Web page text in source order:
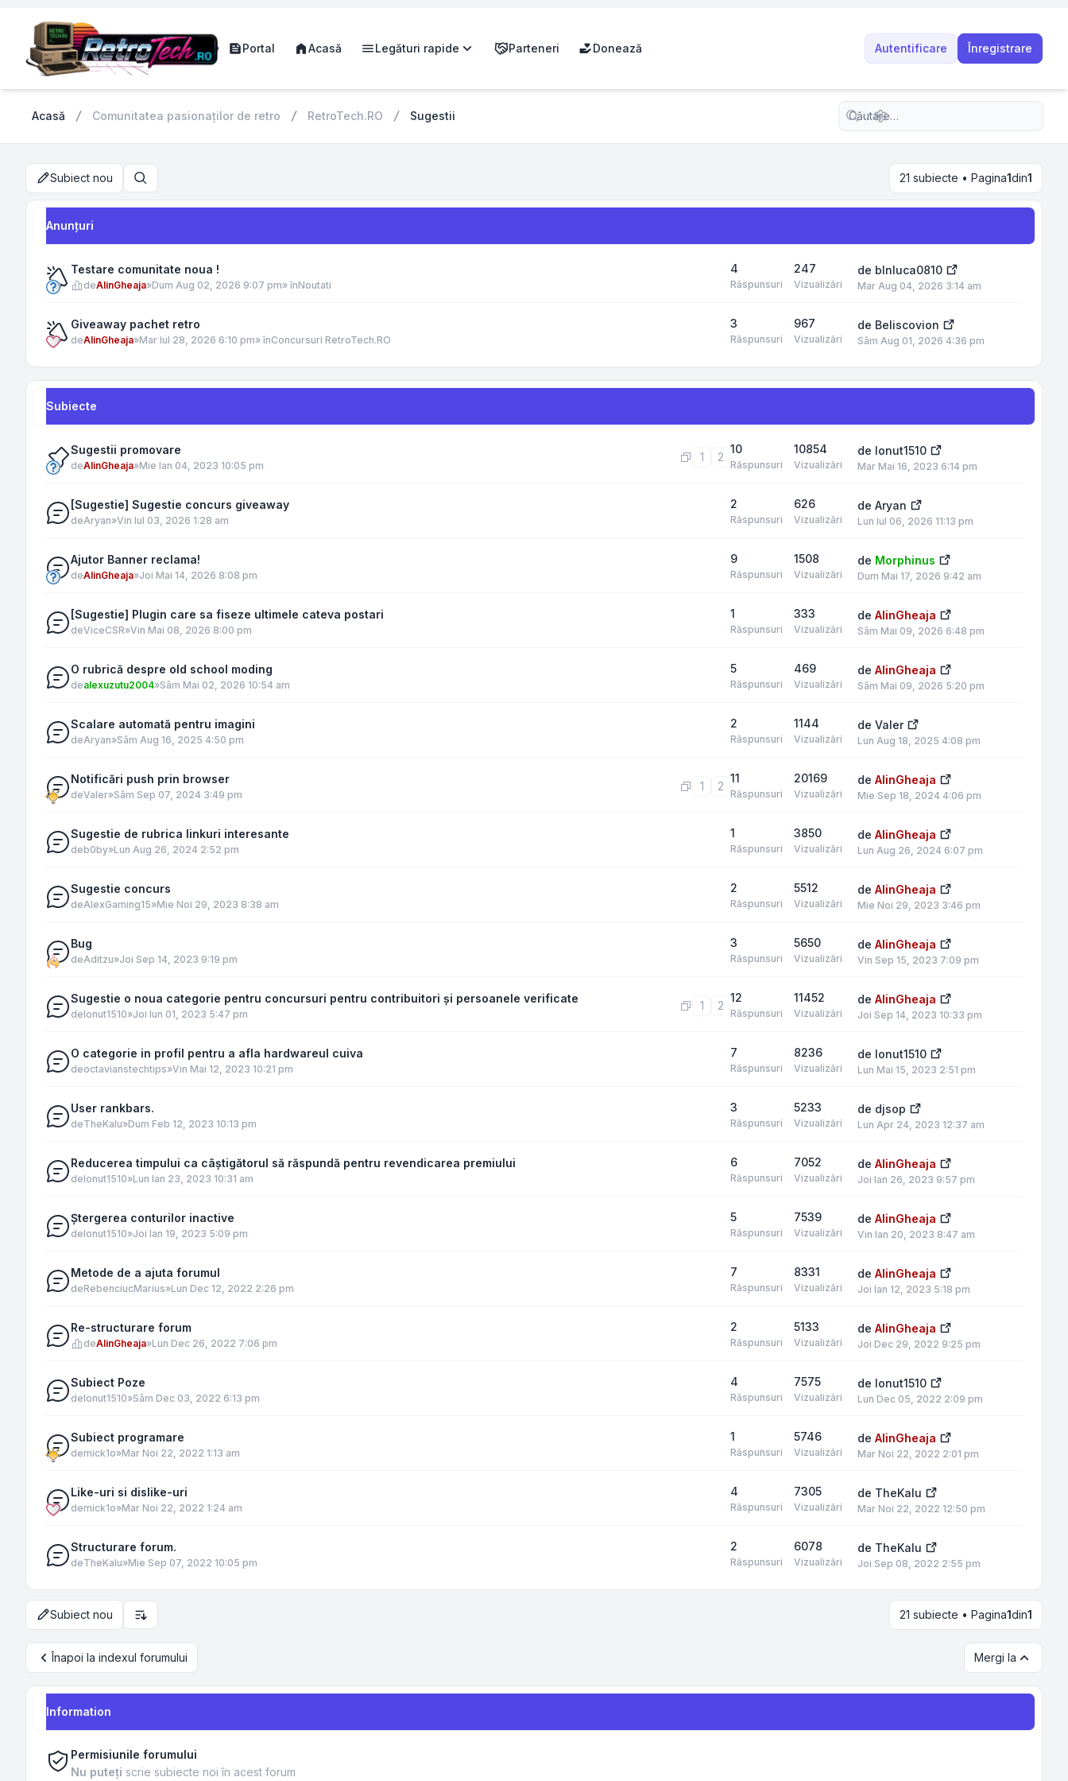
Portal Acasă Legături rapide Parteneri Donează Autentificare Înregistrare
Acasă Comunitatea pasionaților de retro RetroTech.RO Sugestii Căutare avansată
Subiect nou Căutare 21 subiecte • Pagina1din1
Anunţuri
Testare comunitate noua !
deAlinGheaja»Dum Aug 02, 2026 9:07 pm» înNoutati
4
Răspunsuri
247
Vizualizări
de blnluca0810
Mar Aug 04, 2026 3:14 am
Giveaway pachet retro
deAlinGheaja»Mar Iul 28, 2026 6:10 pm» înConcursuri RetroTech.RO
3
Răspunsuri
967
Vizualizări
de Beliscovion
Sâm Aug 01, 2026 4:36 pm
Subiecte
Sugestii promovare
deAlinGheaja»Mie Ian 04, 2023 10:05 pm
1 2
10
Răspunsuri
10854
Vizualizări
de Ionut1510
Mar Mai 16, 2023 6:14 pm
[Sugestie] Sugestie concurs giveaway
deAryan»Vin Iul 03, 2026 1:28 am
2
Răspunsuri
626
Vizualizări
de Aryan
Lun Iul 06, 2026 11:13 pm
Ajutor Banner reclama!
deAlinGheaja»Joi Mai 14, 2026 8:08 pm
9
Răspunsuri
1508
Vizualizări
de Morphinus
Dum Mai 17, 2026 9:42 am
[Sugestie] Plugin care sa fiseze ultimele cateva postari
deViceCSR»Vin Mai 08, 2026 8:00 pm
1
Răspunsuri
333
Vizualizări
de AlinGheaja
Sâm Mai 09, 2026 6:48 pm
O rubrică despre old school moding
dealexuzutu2004»Sâm Mai 02, 2026 10:54 am
5
Răspunsuri
469
Vizualizări
de AlinGheaja
Sâm Mai 09, 2026 5:20 pm
Scalare automată pentru imagini
deAryan»Sâm Aug 16, 2025 4:50 pm
2
Răspunsuri
1144
Vizualizări
de Valer
Lun Aug 18, 2025 4:08 pm
Notificări push prin browser
deValer»Sâm Sep 07, 2024 3:49 pm
1 2
11
Răspunsuri
20169
Vizualizări
de AlinGheaja
Mie Sep 18, 2024 4:06 pm
Sugestie de rubrica linkuri interesante
deb0by»Lun Aug 26, 2024 2:52 pm
1
Răspunsuri
3850
Vizualizări
de AlinGheaja
Lun Aug 26, 2024 6:07 pm
Sugestie concurs
deAlexGaming15»Mie Noi 29, 2023 8:38 am
2
Răspunsuri
5512
Vizualizări
de AlinGheaja
Mie Noi 29, 2023 3:46 pm
Bug
deAditzu»Joi Sep 14, 2023 9:19 pm
3
Răspunsuri
5650
Vizualizări
de AlinGheaja
Vin Sep 15, 2023 7:09 pm
Sugestie o noua categorie pentru concursuri pentru contribuitori și persoanele verificate
deIonut1510»Joi Iun 01, 2023 5:47 pm
1 2
12
Răspunsuri
11452
Vizualizări
de AlinGheaja
Joi Sep 14, 2023 10:33 pm
O categorie in profil pentru a afla hardwareul cuiva
deoctavianstechtips»Vin Mai 12, 2023 10:21 pm
7
Răspunsuri
8236
Vizualizări
de Ionut1510
Lun Mai 15, 2023 2:51 pm
User rankbars.
deTheKalu»Dum Feb 12, 2023 10:13 pm
3
Răspunsuri
5233
Vizualizări
de djsop
Lun Apr 24, 2023 12:37 am
Reducerea timpului ca câștigătorul să răspundă pentru revendicarea premiului
deIonut1510»Lun Ian 23, 2023 10:31 am
6
Răspunsuri
7052
Vizualizări
de AlinGheaja
Joi Ian 26, 2023 9:57 pm
Ștergerea conturilor inactive
deIonut1510»Joi Ian 19, 2023 5:09 pm
5
Răspunsuri
7539
Vizualizări
de AlinGheaja
Vin Ian 20, 2023 8:47 am
Metode de a ajuta forumul
deRebenciucMarius»Lun Dec 12, 2022 2:26 pm
7
Răspunsuri
8331
Vizualizări
de AlinGheaja
Joi Ian 12, 2023 5:18 pm
Re-structurare forum
deAlinGheaja»Lun Dec 26, 2022 7:06 pm
2
Răspunsuri
5133
Vizualizări
de AlinGheaja
Joi Dec 29, 2022 9:25 pm
Subiect Poze
deIonut1510»Sâm Dec 03, 2022 6:13 pm
4
Răspunsuri
7575
Vizualizări
de Ionut1510
Lun Dec 05, 2022 2:09 pm
Subiect programare
demick1o»Mar Noi 22, 2022 1:13 am
1
Răspunsuri
5746
Vizualizări
de AlinGheaja
Mar Noi 22, 2022 2:01 pm
Like-uri si dislike-uri
demick1o»Mar Noi 22, 2022 1:24 am
4
Răspunsuri
7305
Vizualizări
de TheKalu
Mar Noi 22, 2022 12:50 pm
Structurare forum.
deTheKalu»Mie Sep 07, 2022 10:05 pm
2
Răspunsuri
6078
Vizualizări
de TheKalu
Joi Sep 08, 2022 2:55 pm
Subiect nou Opțiuni de sortare și afișare 21 subiecte • Pagina1din1
Înapoi la indexul forumului Mergi la
Information
Permisiunile forumului
Nu puteţi scrie subiecte noi în acest forum